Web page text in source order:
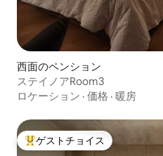
西面のペンション
ステイノアRoom3
ロケーション · 価格 · 暖房
大好評のゲストチョイスです。
ゲストチョイス